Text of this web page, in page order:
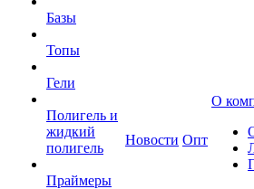
Базы
Топы
Гели
Полигель и
жидкий
полигель
Праймеры
Новости Опт
О